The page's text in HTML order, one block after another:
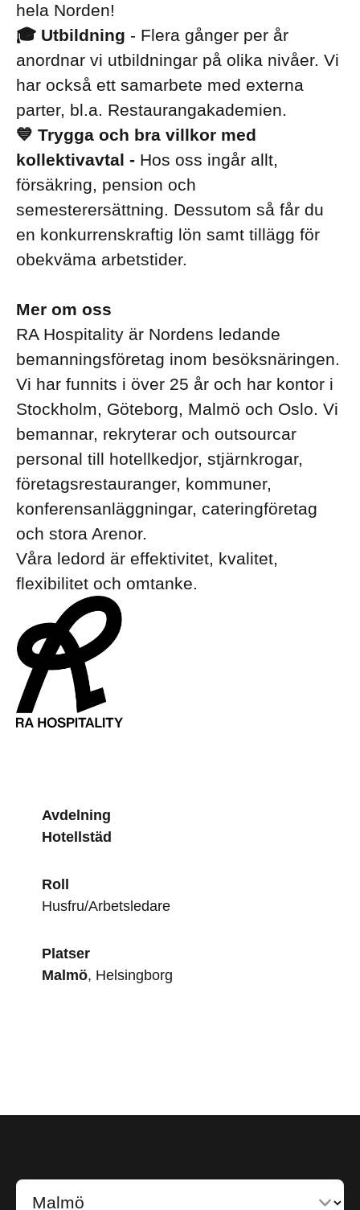
hela Norden!
🎓 Utbildning - Flera gånger per år
anordnar vi utbildningar på olika nivåer. Vi
har också ett samarbete med externa
parter, bl.a. Restaurangakademien.
💙 Trygga och bra villkor med
kollektivavtal - Hos oss ingår allt,
försäkring, pension och
semesterersättning. Dessutom så får du
en konkurrenskraftig lön samt tillägg för
obekväma arbetstider.
Mer om oss
RA Hospitality är Nordens ledande
bemanningsföretag inom besöksnäringen.
Vi har funnits i över 25 år och har kontor i
Stockholm, Göteborg, Malmö och Oslo. Vi
bemannar, rekryterar och outsourcar
personal till hotellkedjor, stjärnkrogar,
företagsrestauranger, kommuner,
konferensanläggningar, cateringföretag
och stora Arenor.
Våra ledord är effektivitet, kvalitet,
flexibilitet och omtanke.
Avdelning
Hotellstäd
Roll
Husfru/Arbetsledare
Platser
Malmö, Helsingborg